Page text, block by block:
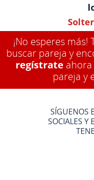
¡No esperes
buscar pareja y
regístrate
pareja y
SÍGUENOS
SOCIALES Y